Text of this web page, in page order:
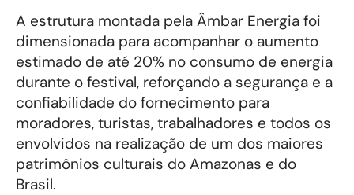
A estrutura montada pela Âmbar Energia foi
dimensionada para acompanhar o aumento
estimado de até 20% no consumo de energia
durante o festival, reforçando a segurança e a
confiabilidade do fornecimento para
moradores, turistas, trabalhadores e todos os
envolvidos na realização de um dos maiores
patrimônios culturais do Amazonas e do
Brasil.